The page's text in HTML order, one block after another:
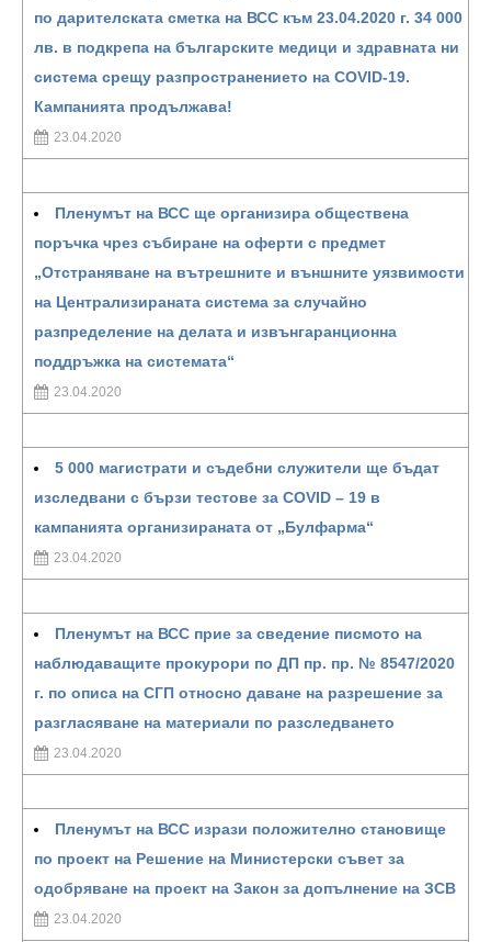
по дарителската сметка на ВСС към 23.04.2020 г. 34 000
лв. в подкрепа на българските медици и здравната ни
система срещу разпространението на COVID-19.
Кампанията продължава!
23.04.2020
Пленумът на ВСС ще организира обществена
поръчка чрез събиране на оферти с предмет
„Отстраняване на вътрешните и външните уязвимости
на Централизираната система за случайно
разпределение на делата и извънгаранционна
поддръжка на системата“
23.04.2020
5 000 магистрати и съдебни служители ще бъдат
изследвани с бързи тестове за COVID – 19 в
кампанията организираната от „Булфарма“
23.04.2020
Пленумът на ВСС прие за сведение писмото на
наблюдаващите прокурори по ДП пр. пр. № 8547/2020
г. по описа на СГП относно даване на разрешение за
разгласяване на материали по разследването
23.04.2020
Пленумът на ВСС изрази положително становище
по проект на Решение на Министерски съвет за
одобряване на проект на Закон за допълнение на ЗСВ
23.04.2020